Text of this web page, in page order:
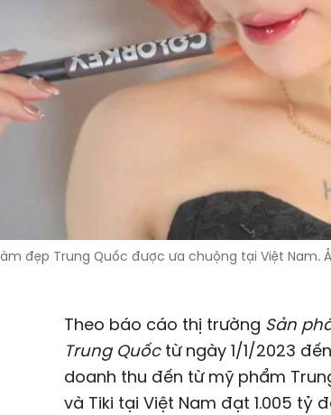
đẹp Trung Quốc được ưa chuộng tại Việt Nam.
Theo báo cáo thị trường Sản
Trung Quốctừ ngày 1/1/2023
doanh thu đến từ mỹ phẩm
và Tiki tại Việt Nam đạt 1.005 tỷ